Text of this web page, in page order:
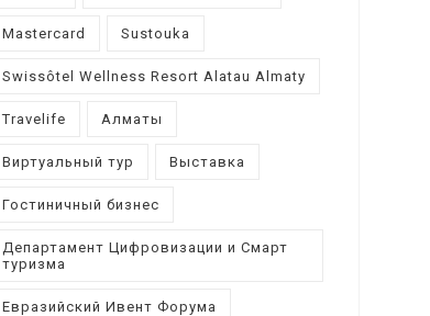
Mastercard Sustouka
Swissôtel Wellness Resort Alatau Almaty
Travelife Алматы
Виртуальный тур Выставка
Гостиничный бизнес
Департамент Цифровизации и Смарт
туризма
Евразийский Ивент Форума